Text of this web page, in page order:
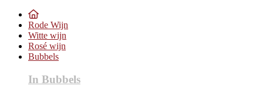
Rode Wijn
Witte wijn
Rosé wijn
Bubbels
In Bubbels